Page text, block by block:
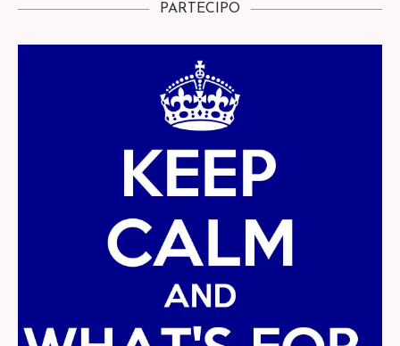
PARTECIPO